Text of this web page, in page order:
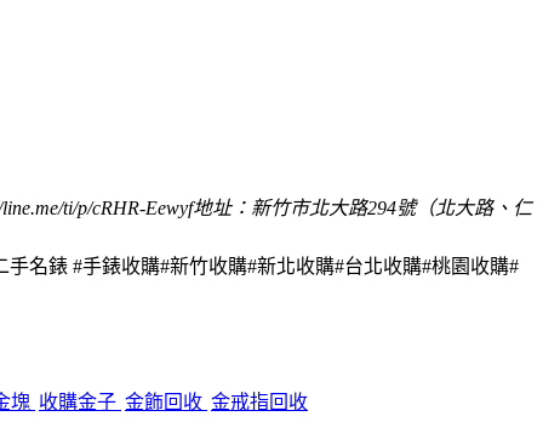
ti/p/cRHR-Eewyf地址：新竹市北大路294號（北大路、仁
名錶 #手錶收購#新竹收購#新北收購#台北收購#桃園收購#
塊 收購金子 金飾回收 金戒指回收